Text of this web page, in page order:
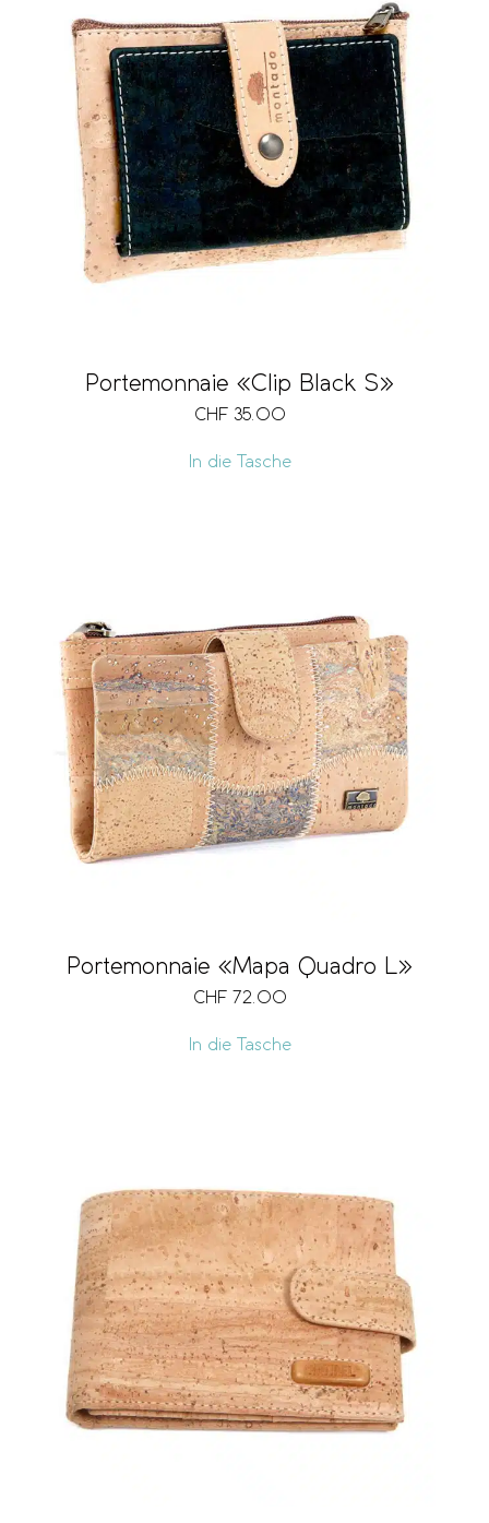
Portemonnaie «Clip Black S»
CHF 35.00
In die Tasche
Portemonnaie «Mapa Quadro L»
CHF 72.00
In die Tasche